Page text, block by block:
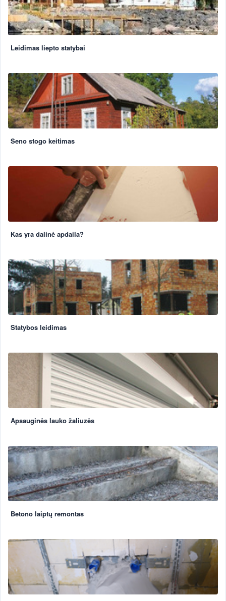
Leidimas liepto statybai
Seno stogo keitimas
Kas yra dalinė apdaila?
Statybos leidimas
Apsauginės lauko žaliuzės
Betono laiptų remontas